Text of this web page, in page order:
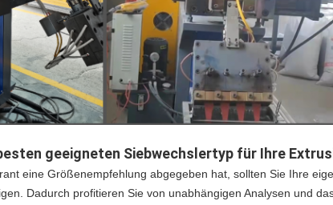
geeigneten Siebwechslertyp für Ihre
eine Größenempfehlung abgegeben hat, sollten Sie Ihre
Dadurch profitieren Sie von unabhängigen Analysen und